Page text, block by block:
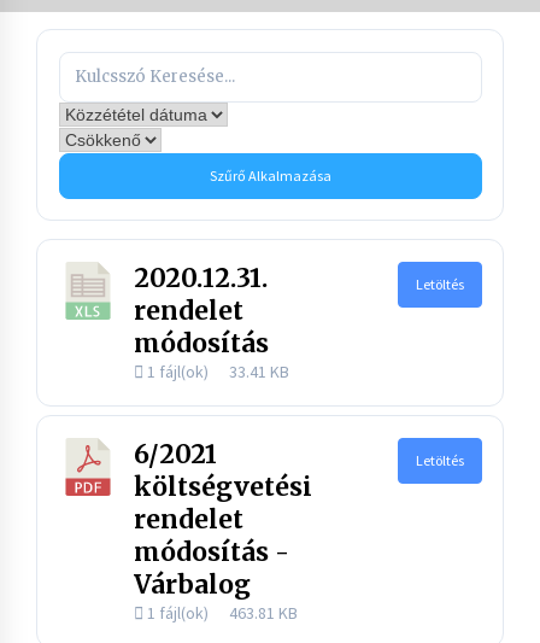
Szűrő Alkalmazása
2020.12.31.
rendelet
módosítás
1 fájl(ok) 33.41 KB
Letöltés
6/2021
költségvetési
rendelet
módosítás -
Várbalog
1 fájl(ok) 463.81 KB
Letöltés